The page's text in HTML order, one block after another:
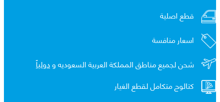
قطع اصلية
اسعار منافسة
شحن لجميع مناطق المملكة العربية السعوديه ودولياً
كتالوج متكامل لقطع الغيار